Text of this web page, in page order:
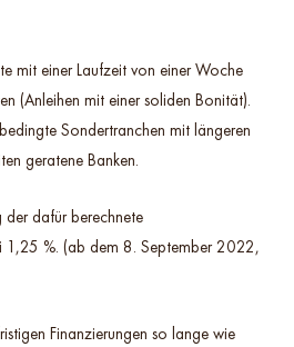
mit einer Laufzeit von einer Woche
(Anleihen mit einer soliden Bonität).
Sondertranchen mit längeren
geratene Banken.
dafür berechnete
1,25 %. (ab dem 8. September 2022,
Finanzierungen so lange wie